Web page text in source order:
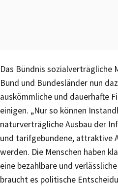
Das Bündnis
Bund und Bundesländer nun
auskömmliche und dauerhafte
einigen. „Nur so können
naturverträgliche Ausbau der
und tarifgebundene, attraktive
werden. Die Menschen haben
eine bezahlbare und
braucht es politische